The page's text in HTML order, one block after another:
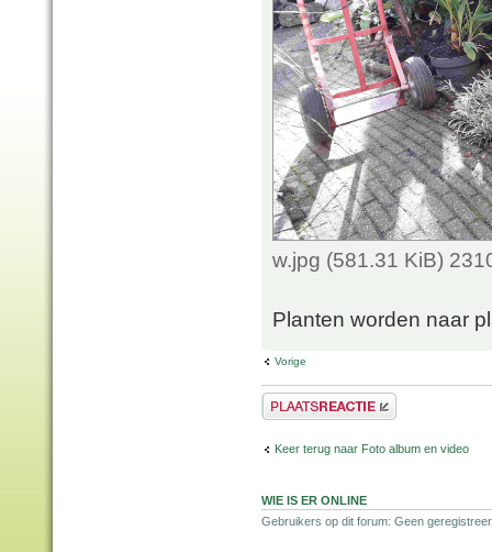
w.jpg (581.31 KiB)
Planten worden naar
Vorige
Plaats een reactie
Keer terug naar Foto album en video
WIE IS ER ONLINE
Gebruikers op dit forum: Geen